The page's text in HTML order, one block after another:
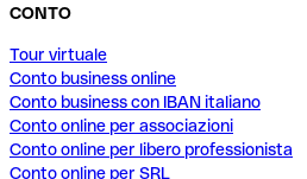
CONTO
Tour virtuale
Conto business online
Conto business con IBAN italiano
Conto online per associazioni
Conto online per libero professionista
Conto online per SRL